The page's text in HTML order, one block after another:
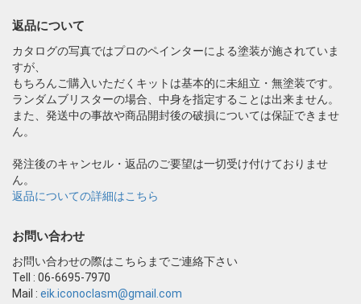
返品について
カタログの写真ではプロのペインターによる塗装が施されていま
すが、
もちろんご購入いただくキットは基本的に未組立・無塗装です。
ランダムブリスターの場合、中身を指定することは出来ません。
また、発送中の事故や商品開封後の破損については保証できませ
ん。
発注後のキャンセル・返品のご要望は一切受け付けておりませ
ん。
返品についての詳細はこちら
お問い合わせ
お問い合わせの際はこちらまでご連絡下さい
Tell : 06-6695-7970
Mail : eik.iconoclasm@gmail.com